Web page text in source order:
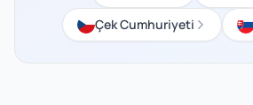
Çek Cumhuriyeti